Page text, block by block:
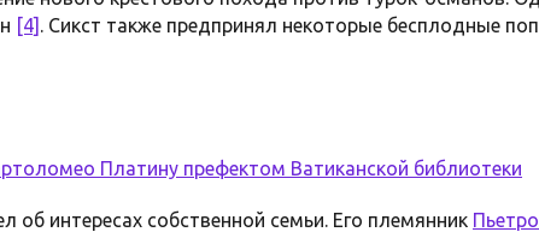
[4] . Сикст также предпринял некоторые бесплодные
Платину префектом Ватиканской библиотеки
об интересах собственной семьи. Его племянник